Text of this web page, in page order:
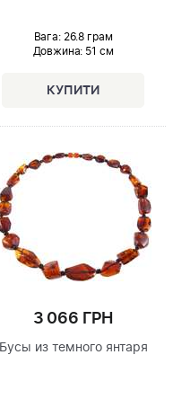
Вага: 26.8 грам
Довжина: 51 см
3 066 ГРН
Бусы из темного янтаря